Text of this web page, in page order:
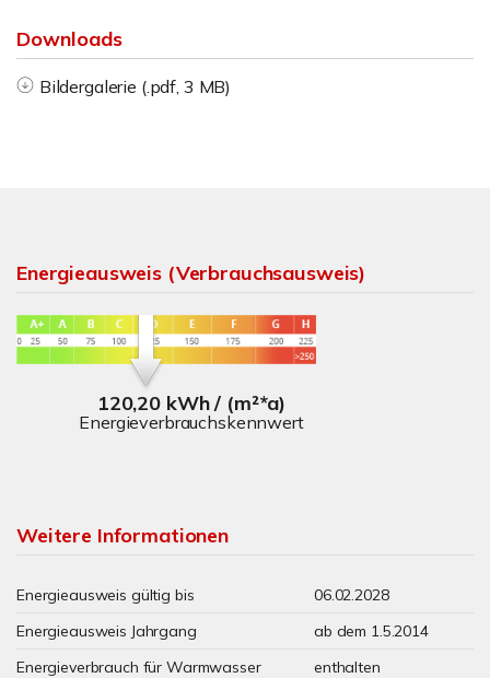
Downloads
Bildergalerie (.pdf, 3 MB)
Energieausweis (Verbrauchsausweis)
120,20 kWh / (m²*a)
Energieverbrauchskennwert
Weitere Informationen
Energieausweis gültig bis
06.02.2028
Energieausweis Jahrgang
ab dem 1.5.2014
Energieverbrauch für Warmwasser
enthalten